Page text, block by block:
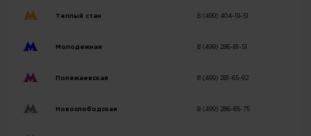
Теплый стан 8 (499) 404-19-51
Молодежная 8 (499) 286-81-51
Полежаевская 8 (499) 281-65-92
Новослободская 8 (499) 286-85-75